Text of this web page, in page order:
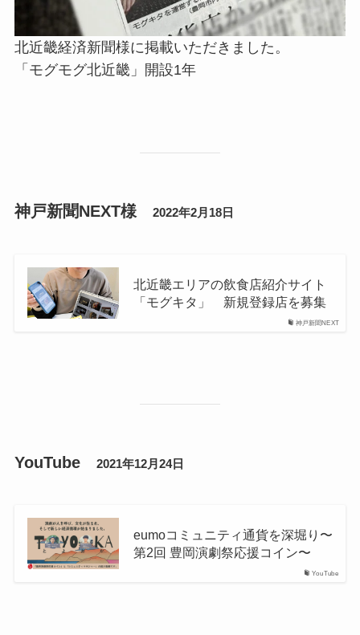
北近畿経済新聞様に掲載いただきました。
「モグモグ北近畿」開設1年
神戸新聞NEXT様 2022年2月18日
神戸新聞NEXT
北近畿エリアの飲食店紹介サイト
「モグキタ」 新規登録店を募集
YouTube 2021年12月24日
YouTube
eumoコミュニティ通貨を深堀り〜
第2回 豊岡演劇祭応援コイン〜